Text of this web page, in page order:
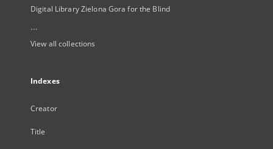
Digital Library Zielona Gora for the Blind
...
View all collections
Indexes
Creator
Title